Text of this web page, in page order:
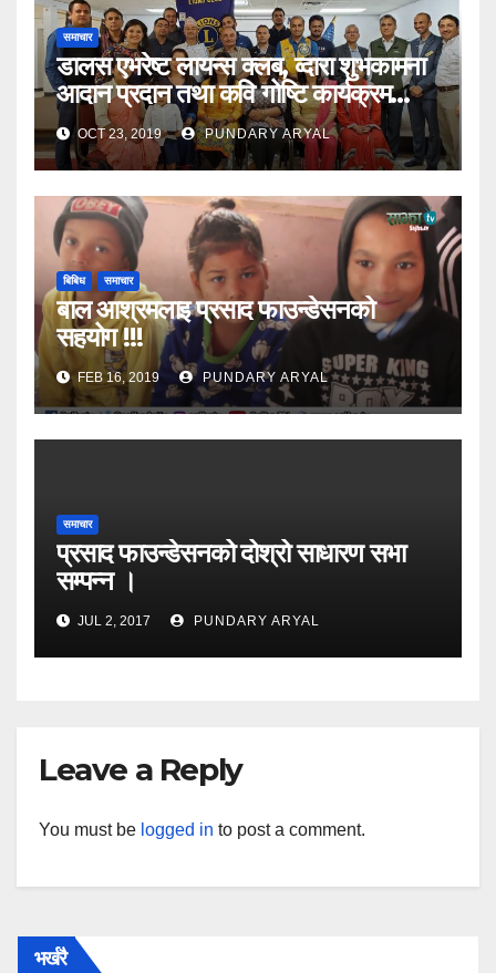
समाचार
डालस एभरेष्ट लायन्स क्लब, व्दारा शुभकामना
आदान प्रदान तथा कवि गोष्टि कार्यक्रम
सम्पन्न
OCT 23, 2019 PUNDARY ARYAL
बिबिध समाचार
बाल आश्रमलाइ प्रसाद फाउन्डेसनको
सहयोग !!!
FEB 16, 2019 PUNDARY ARYAL
समाचार
प्रसाद फाउन्डेसनको दोश्रो साधारण सभा
सम्पन्न ।
JUL 2, 2017 PUNDARY ARYAL
Leave a Reply
You must be logged in to post a comment.
भर्खरै